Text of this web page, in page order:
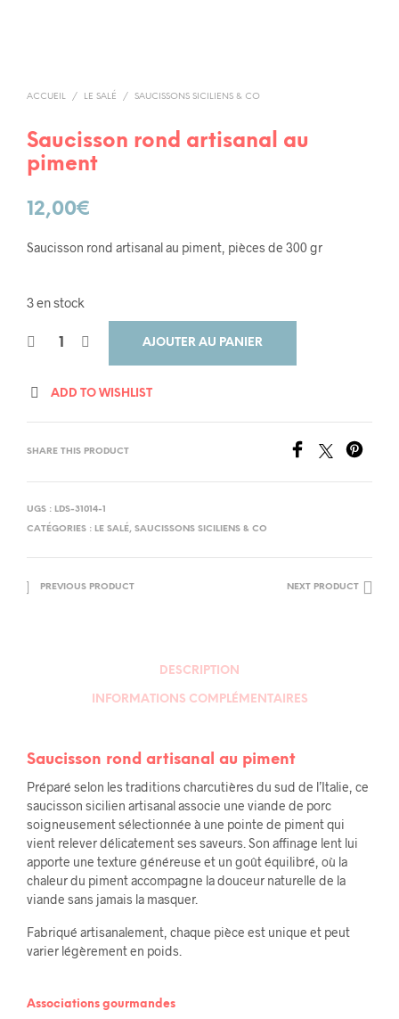
ACCUEIL / LE SALÉ / SAUCISSONS SICILIENS & CO
Saucisson rond artisanal au
piment
12,00€
Saucisson rond artisanal au piment, pièces de 300 gr
3 en stock
AJOUTER AU PANIER
ADD TO WISHLIST
SHARE THIS PRODUCT
UGS : LDS-31014-1
CATÉGORIES : LE SALÉ, SAUCISSONS SICILIENS & CO
PREVIOUS PRODUCT NEXT PRODUCT
DESCRIPTION
INFORMATIONS COMPLÉMENTAIRES
Saucisson rond artisanal au piment
Préparé selon les traditions charcutières du sud de l’Italie, ce
saucisson sicilien artisanal associe une viande de porc
soigneusement sélectionnée à une pointe de piment qui
vient relever délicatement ses saveurs. Son affinage lent lui
apporte une texture généreuse et un goût équilibré, où la
chaleur du piment accompagne la douceur naturelle de la
viande sans jamais la masquer.
Fabriqué artisanalement, chaque pièce est unique et peut
varier légèrement en poids.
Associations gourmandes